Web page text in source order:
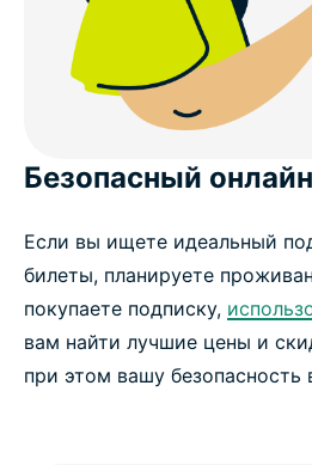
Безопасный
Если вы ищете идеальный
билеты, планируете
покупаете подписку,
вам найти лучшие цены и
при этом вашу безопасность